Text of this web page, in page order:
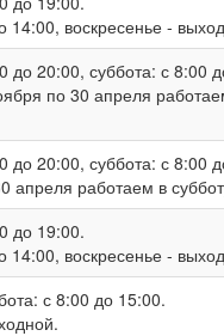
14:00, воскресенье -
до 20:00, суббота: с 8:00
по 30 апреля
до 20:00, суббота: с 8:00
работаем в
до 19:00.
14:00, воскресенье -
с 8:00 до 15:00.